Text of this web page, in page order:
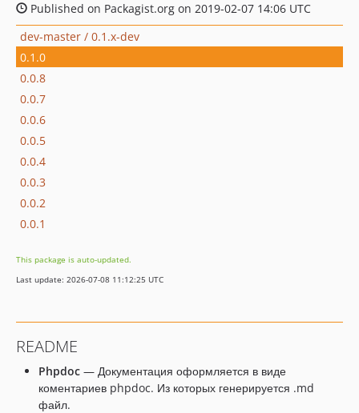
Published on Packagist.org on 2019-02-07 14:06 UTC
dev-master / 0.1.x-dev
0.1.0
0.0.8
0.0.7
0.0.6
0.0.5
0.0.4
0.0.3
0.0.2
0.0.1
This package is auto-updated.
Last update: 2026-07-08 11:12:25 UTC
README
Phpdoc — Документация оформляется в виде
коментариев phpdoc. Из которых генерируется .md
файл.